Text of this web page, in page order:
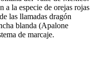
a la especie de orejas rojas
las llamadas dragón
blanda (Apalone
de marcaje.